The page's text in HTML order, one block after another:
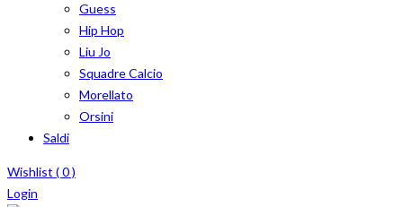
Guess
Hip Hop
Liu Jo
Squadre Calcio
Morellato
Orsini
Saldi
Wishlist (0)
Login